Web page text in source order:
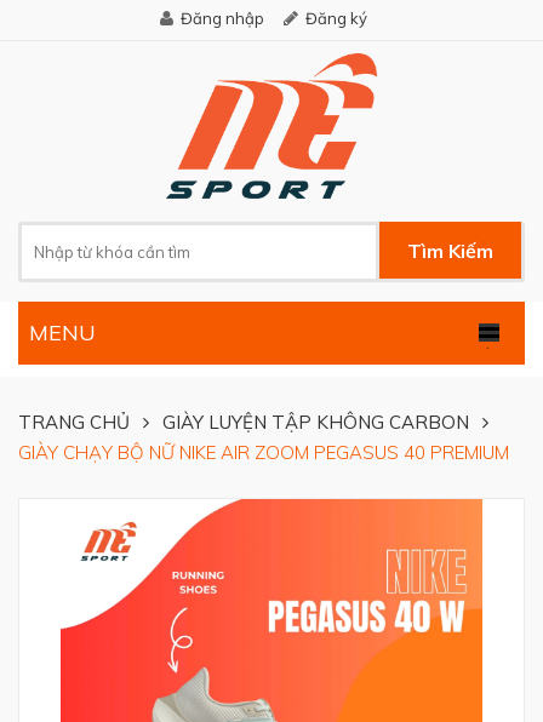
Đăng nhập Đăng ký
Tìm Kiếm
.
MENU
TRANG CHỦ
GIÀY LUYỆN TẬP KHÔNG CARBON
GIÀY CHẠY BỘ NỮ NIKE AIR ZOOM PEGASUS 40 PREMIUM